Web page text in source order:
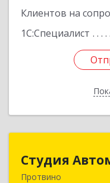
Клиентов на
1С:Специалист
Студия
Протвино
142281,